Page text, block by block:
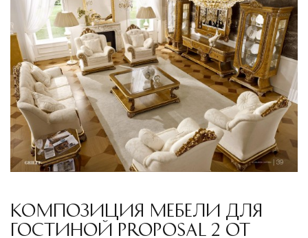
КОМПОЗИЦИЯ МЕБЕЛИ ДЛЯ
ГОСТИНОЙ PROPOSAL 2 ОТ